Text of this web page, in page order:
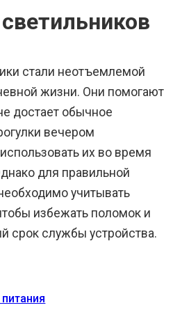
стали неотъемлемой
жизни. Они помогают
достает обычное
вечером
их во время
для правильной
учитывать
избежать поломок и
срок службы устройства.